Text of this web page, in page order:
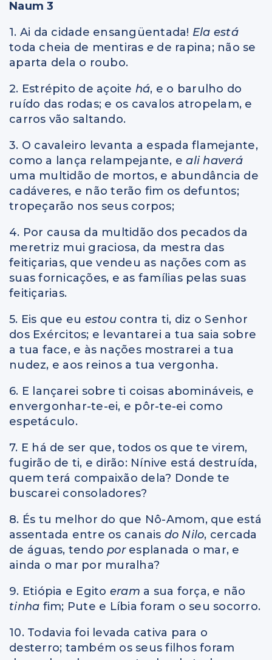
Naum 3
1. Ai da cidade ensangüentada! Ela está
toda cheia de mentiras e de rapina; não se
aparta dela o roubo.
2. Estrépito de açoite há, e o barulho do
ruído das rodas; e os cavalos atropelam, e
carros vão saltando.
3. O cavaleiro levanta a espada flamejante,
como a lança relampejante, eali haverá
uma multidão de mortos, e abundância de
cadáveres, e não terão fim os defuntos;
tropeçarão nos seus corpos;
4. Por causa da multidão dos pecados da
meretriz mui graciosa, da mestra das
feitiçarias, que vendeu as nações com as
suas fornicações, e as famílias pelas suas
feitiçarias.
5. Eis que eu estou contra ti, diz o Senhor
dos Exércitos; e levantarei a tua saia sobre
a tua face, e às nações mostrarei a tua
nudez, e aos reinos a tua vergonha.
6. E lançarei sobre ti coisas abomináveis, e
envergonhar-te-ei, e pôr-te-ei como
espetáculo.
7. E há de ser que, todos os que te virem,
fugirão de ti, e dirão: Nínive está destruída,
quem terá compaixão dela? Donde te
buscarei consoladores?
8. És tu melhor do que Nô-Amom, que está
assentada entre os canais do Nilo, cercada
de águas, tendo por esplanada o mar, e
ainda o mar por muralha?
9. Etiópia e Egito eram a sua força, e não
tinha fim; Pute e Líbia foram o seu socorro.
10. Todavia foi levada cativa para o
desterro; também os seus filhos foram